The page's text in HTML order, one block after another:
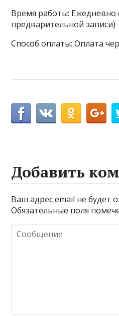
Время работы: Ежедневно
предварительной записи)
Способ оплаты: Оплата
Добавить
Ваш адрес email не будет
Обязательные поля